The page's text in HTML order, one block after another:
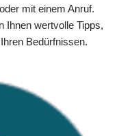
mit einem Anruf.
Ihnen wertvolle Tipps,
Bedürfnissen.